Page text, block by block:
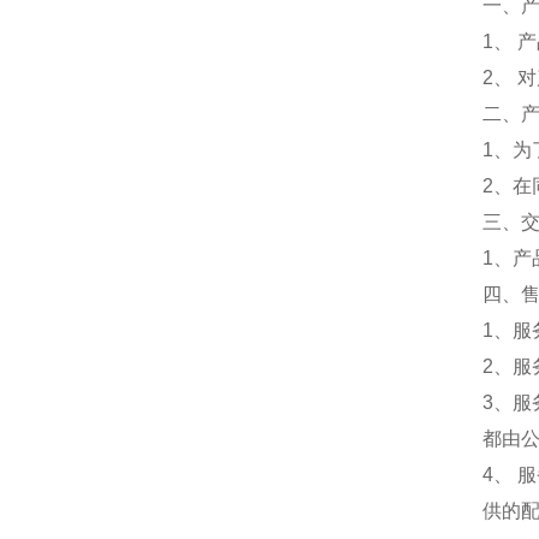
一、
1、
2、
二、
1、为
2、在
三、
1、产
四、
1、服
2、服
3、服
都由
4、
供的